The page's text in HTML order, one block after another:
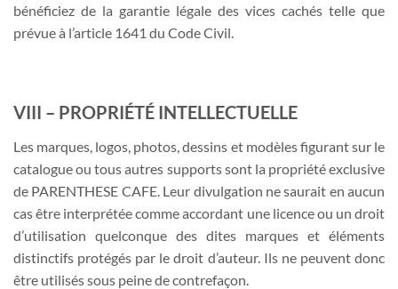
bénéficiez de la garantie légale des vices cachés telle que
prévue à l’article 1641 du Code Civil.
VIII – PROPRIÉTÉ INTELLECTUELLE
Les marques, logos, photos, dessins et modèles figurant sur le
catalogue ou tous autres supports sont la propriété exclusive
de PARENTHESE CAFE. Leur divulgation ne saurait en aucun
cas être interprétée comme accordant une licence ou un droit
d’utilisation quelconque des dites marques et éléments
distinctifs protégés par le droit d’auteur. Ils ne peuvent donc
être utilisés sous peine de contrefaçon.